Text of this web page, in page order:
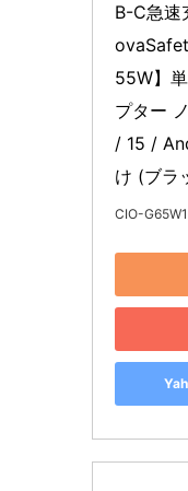
B-C急速
55W】
プター
/ 15 /
け (ブラ
CIO-